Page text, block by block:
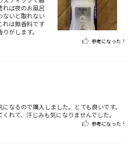
れば夜のお風呂
ないと取れない
れは無香料です
がします。
参考になった！
なるので購入しました。とても良いです。
れて、汗じみも気になりませんでした。
参考になった！